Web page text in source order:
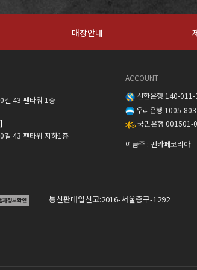
매장안내
길 43 펜타워 1층
길 43 펜타워 지하1층
ACCOUNT
신한은행 140-011-
우리은행 1005-
국민은행 001501-
예금주 : 펜카페코리아
자정보확인 통신판매업신고:2016-서울중구-1292